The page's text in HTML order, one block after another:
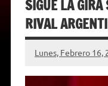
SIGUE LA
RIVAL
Lunes, Febrero 16,